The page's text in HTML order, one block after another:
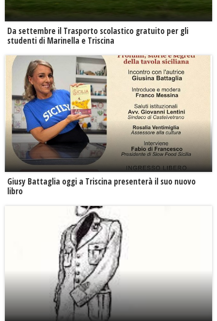
Da settembre il Trasporto scolastico gratuito per gli
studenti di Marinella e Triscina
Giusy Battaglia oggi a Triscina presenterà il suo nuovo
libro